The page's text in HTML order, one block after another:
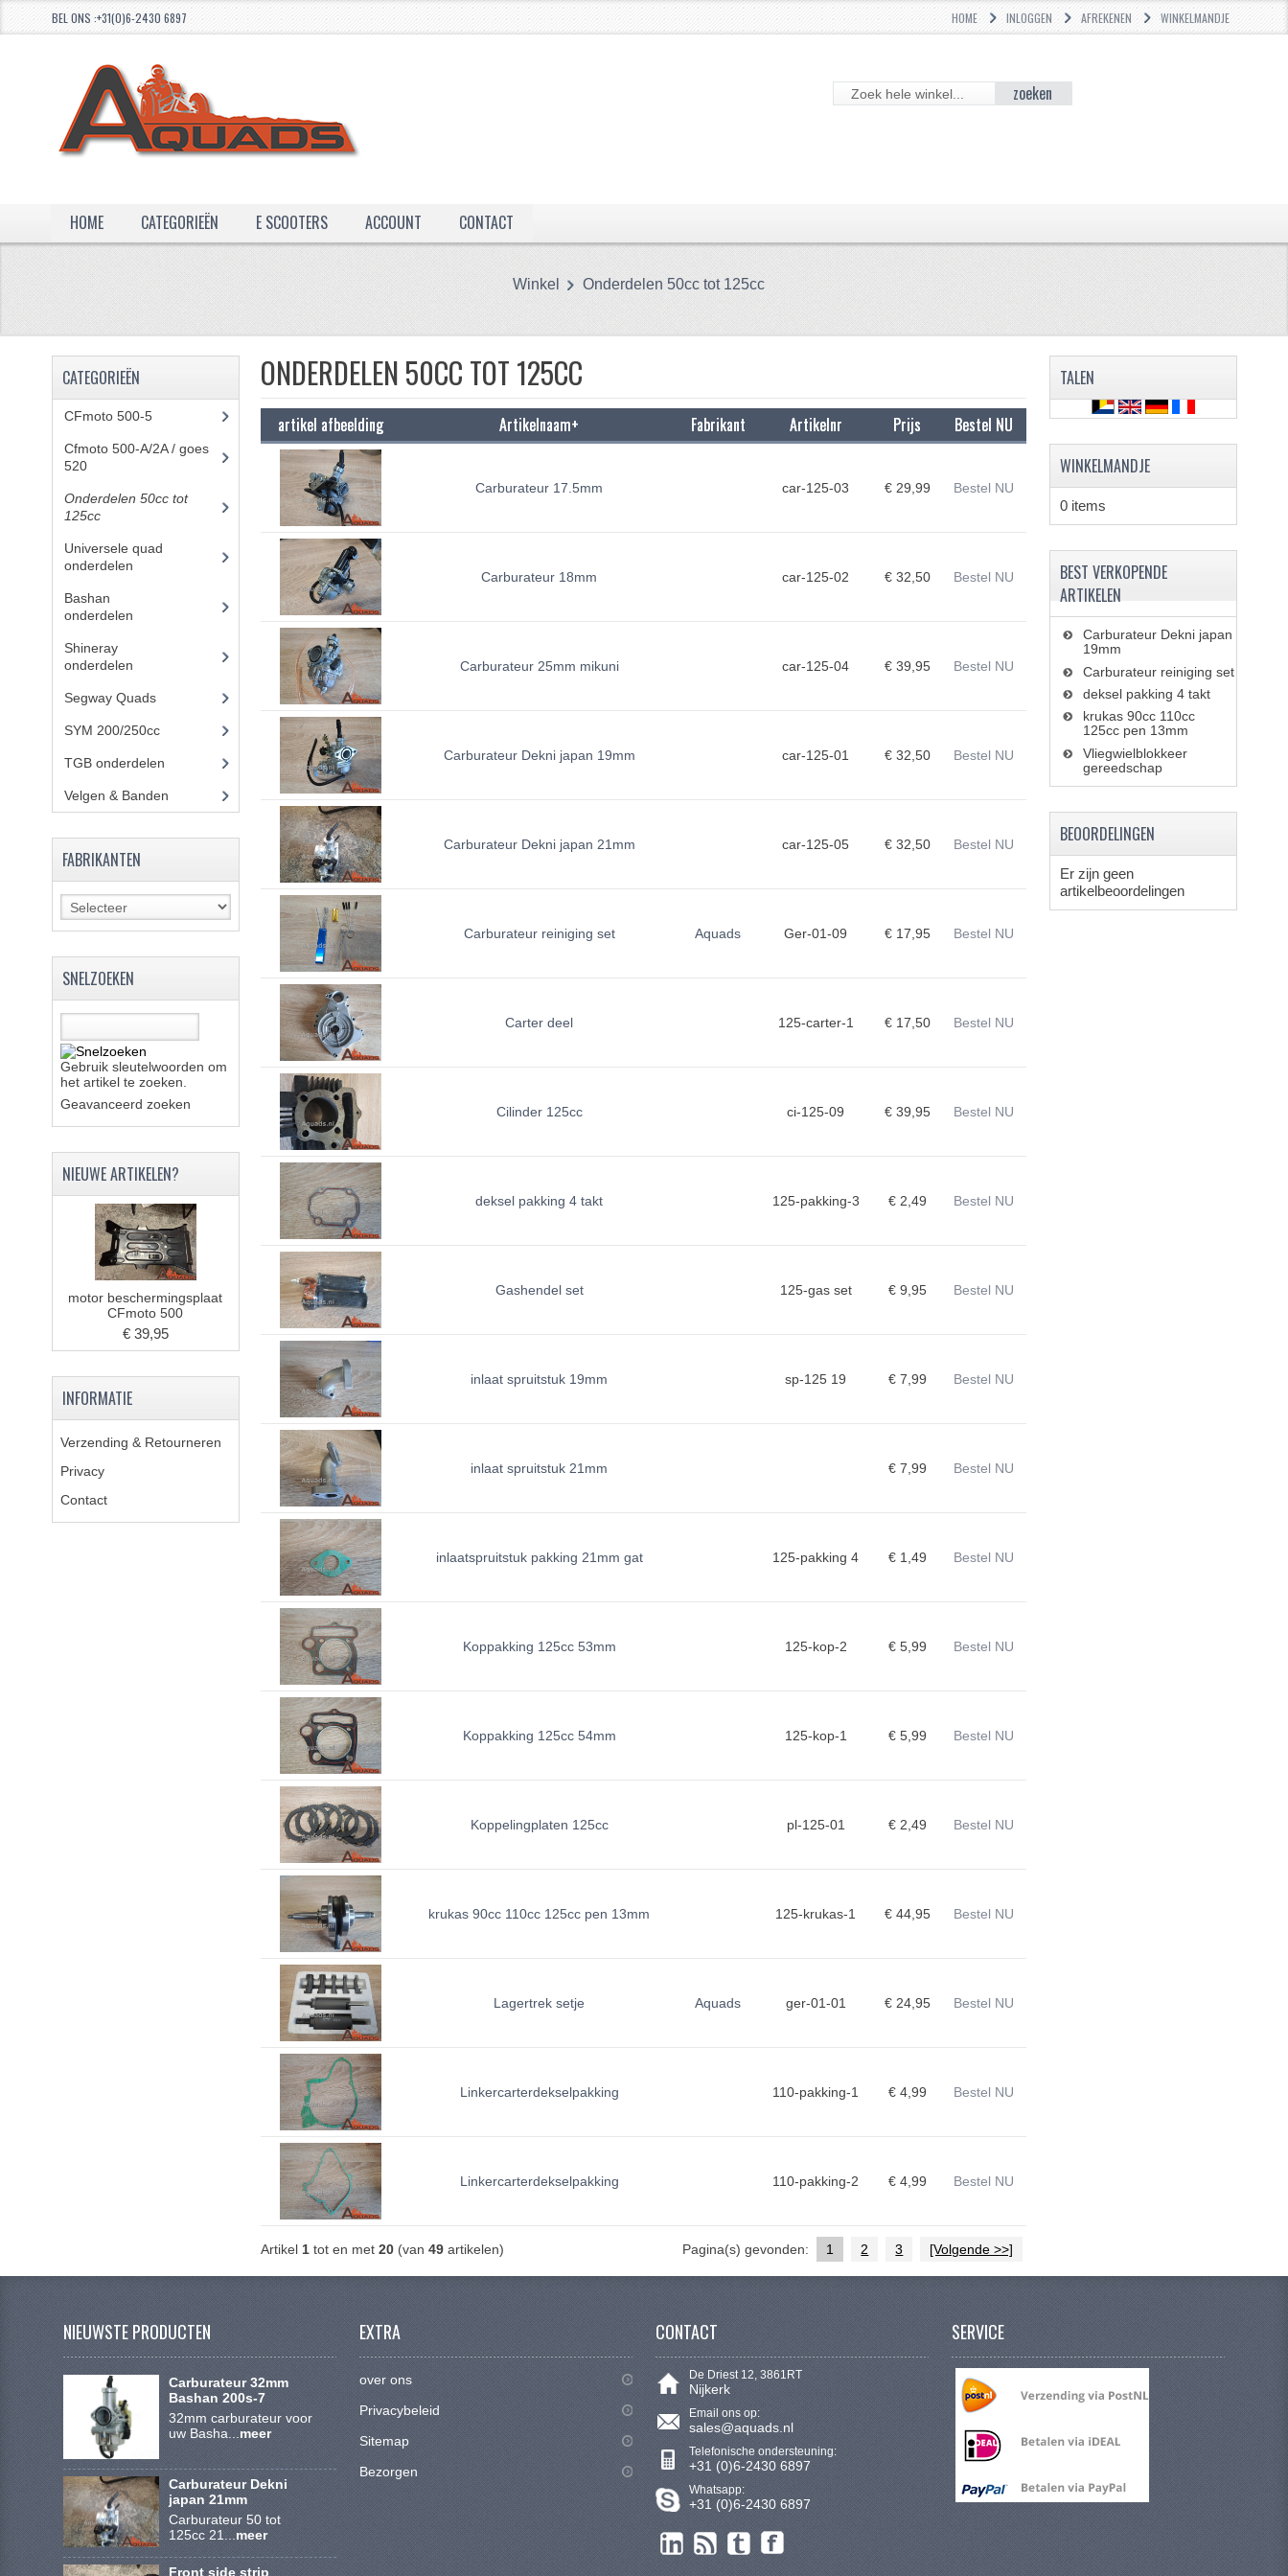
BEL ONS :+31(0)6-2430 6897 HOME INLOGGEN AFREKENEN WINKELMANDJE
zoeken
HOME CATEGORIEËN E SCOOTERS ACCOUNT CONTACT
Winkel Onderdelen 50cc tot 125cc
ONDERDELEN 50CC TOT 125CC
artikel afbeelding Artikelnaam+ Fabrikant Artikelnr Prijs Bestel NU
Carburateur 17.5mm car-125-03 € 29,99 Bestel NU
Carburateur 18mm car-125-02 € 32,50 Bestel NU
Carburateur 25mm mikuni car-125-04 € 39,95 Bestel NU
Carburateur Dekni japan 19mm car-125-01 € 32,50 Bestel NU
Carburateur Dekni japan 21mm car-125-05 € 32,50 Bestel NU
Carburateur reiniging set Aquads Ger-01-09 € 17,95 Bestel NU
Carter deel 125-carter-1 € 17,50 Bestel NU
Cilinder 125cc ci-125-09 € 39,95 Bestel NU
deksel pakking 4 takt 125-pakking-3 € 2,49 Bestel NU
Gashendel set 125-gas set € 9,95 Bestel NU
inlaat spruitstuk 19mm sp-125 19 € 7,99 Bestel NU
inlaat spruitstuk 21mm € 7,99 Bestel NU
inlaatspruitstuk pakking 21mm gat 125-pakking 4 € 1,49 Bestel NU
Koppakking 125cc 53mm 125-kop-2 € 5,99 Bestel NU
Koppakking 125cc 54mm 125-kop-1 € 5,99 Bestel NU
Koppelingplaten 125cc pl-125-01 € 2,49 Bestel NU
krukas 90cc 110cc 125cc pen 13mm 125-krukas-1 € 44,95 Bestel NU
Lagertrek setje Aquads ger-01-01 € 24,95 Bestel NU
Linkercarterdekselpakking 110-pakking-1 € 4,99 Bestel NU
Linkercarterdekselpakking 110-pakking-2 € 4,99 Bestel NU
Pagina(s) gevonden: 1 2 3 [Volgende >>]
Artikel 1tot en met 20(van 49artikelen)
CATEGORIEËN
CFmoto 500-5(5)
Cfmoto 500-A/2A / goes
520(347)
Onderdelen 50cc tot
125cc(49)
Universele quad
onderdelen
Bashan
onderdelen
Shineray
onderdelen
Segway Quads(6)
SYM 200/250cc(15)
TGB onderdelen
Velgen & Banden
FABRIKANTEN
SNELZOEKEN
Gebruik sleutelwoorden om
het artikel te zoeken.
Geavanceerd zoeken
NIEUWE ARTIKELEN?
motor beschermingsplaat
CFmoto 500
€ 39,95
INFORMATIE
Verzending & Retourneren
Privacy
Contact
TALEN
WINKELMANDJE
0 items
BEST VERKOPENDE
ARTIKELEN
Carburateur Dekni japan
19mm
Carburateur reiniging set
deksel pakking 4 takt
krukas 90cc 110cc
125cc pen 13mm
Vliegwielblokkeer
gereedschap
BEOORDELINGEN
Er zijn geen
artikelbeoordelingen
NIEUWSTE PRODUCTEN
Carburateur 32mm
Bashan 200s-7
32mm carburateur voor
uw Basha... meer
Carburateur Dekni
japan 21mm
Carburateur 50 tot
125cc 21... meer
Front side strip
EXTRA
over ons
Privacybeleid
Sitemap
Bezorgen
CONTACT
De Driest 12, 3861RT
Nijkerk
Email ons op:
sales@aquads.nl
Telefonische ondersteuning:
+31 (0)6-2430 6897
Whatsapp:
+31 (0)6-2430 6897
SERVICE